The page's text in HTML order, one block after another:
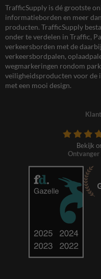
TrafficSupply is dé grootste
informatieborden en meer
producten. TrafficSupply
onder te verdelen in Traffic,
verkeersborden met de
verkeersbordpalen,
wegmarkeringen rondom
veiligheidsproducten voor de
met een mooi design.
Bekijk
Ontvanger